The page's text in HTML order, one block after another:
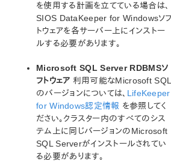
LifeKeeper for Windows Microsoft
Recovery Kit イントロダクション
SQL Server サービス
リカバリーキットの要件
SQL Server 設定上の考慮事項
SQL Server 階層の管理
トラブルシューティング
LifeKeeper for Windows
トロダクション
LifeKeeper Oracle Recovery Kit イン
LifeKeeper Microsoft Internet
を使用する計画を立てている場合は、
SIOS DataKeeper for Windowsソフ
トウェアを各サーバー上にインストー
ルする必要があります。
Microsoft SQL Server RDBMSソ
フトウェア 利用可能なMicrosoft SQL
のバージョンについては、 LifeKeeper
for Windows認定情報 を参照してく
ださい。クラスター内のすべてのシス
テム上に同じバージョンのMicrosoft
SQL Serverがインストールされてい
る必要があります。